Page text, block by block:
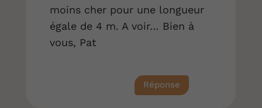
moins cher pour une longueur
égale de 4 m. A voir… Bien à
vous, Pat
Réponse